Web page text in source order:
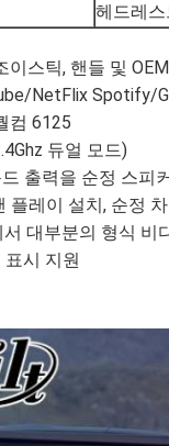
헤드레
이스틱, 핸들 및
NetFlix Spotify/
컴 6125
듀얼 모드)
출력을 순정 스피
플레이 설치, 순정
대부분의 형식 비
시 지원